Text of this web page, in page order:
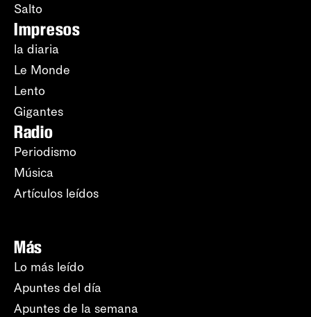
Salto
Impresos
la diaria
Le Monde
Lento
Gigantes
Radio
Periodismo
Música
Artículos leídos
Más
Lo más leído
Apuntes del día
Apuntes de la semana